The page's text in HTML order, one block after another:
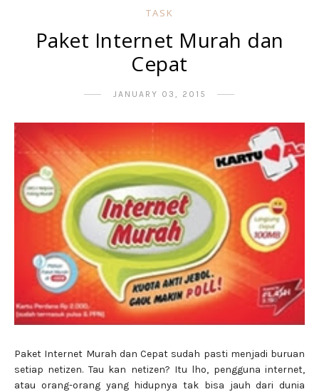
TASK
Paket Internet Murah dan
Cepat
JANUARY 03, 2015
Paket Internet Murah dan Cepat sudah pasti menjadi buruan
setiap netizen. Tau kan netizen? Itu lho, pengguna internet,
atau orang-orang yang hidupnya tak bisa jauh dari dunia